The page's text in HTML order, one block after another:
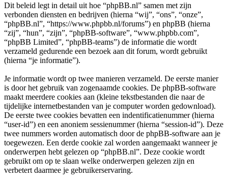
Dit beleid legt in detail uit hoe “phpBB.nl” samen met zijn
verbonden diensten en bedrijven (hierna “wij”, “ons”, “onze”,
“phpBB.nl”, “https://www.phpbb.nl/forums”) en phpBB (hierna
“zij”, “hun”, “zijn”, “phpBB-software”, “www.phpbb.com”,
“phpBB Limited”, “phpBB-teams”) de informatie die wordt
verzameld gedurende een bezoek aan dit forum, wordt gebruikt
(hierna “je informatie”).
Je informatie wordt op twee manieren verzameld. De eerste manier
is door het gebruik van zogenaamde cookies. De phpBB-software
maakt meerdere cookies aan (kleine tekstbestanden die naar de
tijdelijke internetbestanden van je computer worden gedownload).
De eerste twee cookies bevatten een indentificatienummer (hierna
“user-id”) en een anoniem sessienummer (hierna “session-id”). Deze
twee nummers worden automatisch door de phpBB-software aan je
toegewezen. Een derde cookie zal worden aangemaakt wanneer je
onderwerpen hebt gelezen op “phpBB.nl”. Deze cookie wordt
gebruikt om op te slaan welke onderwerpen gelezen zijn en
verbetert daarmee je gebruikerservaring.